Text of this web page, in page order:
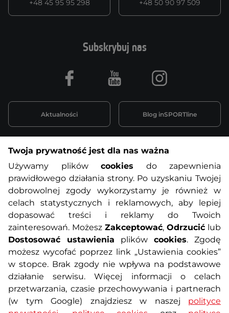
+48 45 95 95 298 +48 50 90 97 509
Informacje o zakupach
O nas Regulamin sklepu
Polityka prywatności Koszty przesyłek
Metody płatności Program lojalnościowy
Usługi dodatkowe Reklamacje i serwis
Subskrybuj nas
Aktualności Blog inSPORTline
Facebook Youtube Instagram
Twoja prywatność jest dla nas ważna
Używamy plików cookies do zapewnienia
prawidłowego działania strony. Po uzyskaniu Twojej
dobrowolnej zgody wykorzystamy je również w
celach statystycznych i reklamowych, aby lepiej
dopasować treści i reklamy do Twoich
zainteresowań. Możesz Zakceptować, Odrzucić lub
Dostosować ustawienia plików cookies. Zgodę
możesz wycofać poprzez link „Ustawienia cookies”
w stopce. Brak zgody nie wpływa na podstawowe
działanie serwisu. Więcej informacji o celach
przetwarzania, czasie przechowywania i partnerach
(w tym Google) znajdziesz w naszej polityce